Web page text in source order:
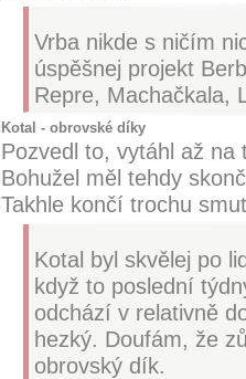
Vrba nikde s ničím
úspěšnej projekt
Repre, Machačkala,
Kotal - obrovské díky
Pozvedl to, vytáhl až
Bohužel měl tehdy
Takhle končí trochu
Kotal byl skvělej po
když to poslední
odchází v relativně
hezký. Doufám, že
obrovský dík.